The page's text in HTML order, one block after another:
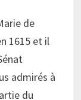
de
1615 et il
admirés à
du